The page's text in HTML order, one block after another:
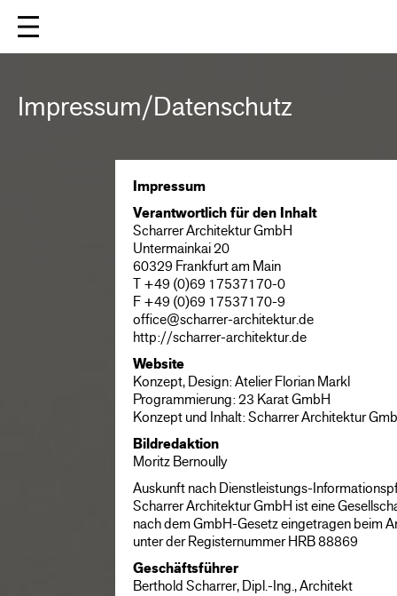
Impressum/Datenschutz
Impressum
Verantwortlich für den Inhalt
Scharrer Architektur GmbH
Untermainkai 20
60329 Frankfurt am Main
T +49 (0)69 17537170-0
F +49 (0)69 17537170-9
office@scharrer-architektur.de
http://scharrer-architektur.de
Website
Konzept, Design:Atelier Florian Markl
Programmierung:23 Karat GmbH
Konzept und Inhalt: Scharrer Architektur
Bildredaktion
Moritz Bernoully
Auskunft nach Dienstleistungs-
Scharrer Architektur GmbH ist eine
nach dem GmbH-Gesetz eingetragen beim
unter der Registernummer HRB 88869
Geschäftsführer
Berthold Scharrer, Dipl.-Ing., Architekt